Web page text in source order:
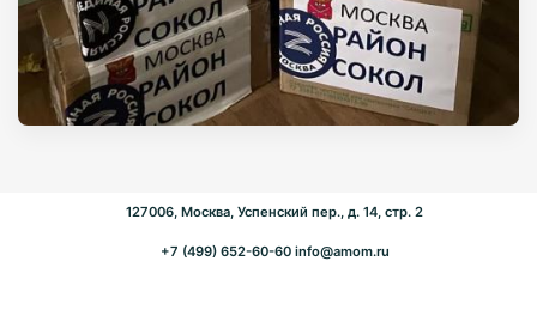
127006, Москва, Успенский пер., д. 14, стр. 2
+7 (499) 652-60-60 info@amom.ru